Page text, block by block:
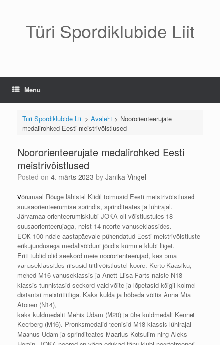
Türi Spordiklubide Liit
Menu
Türi Spordiklubide Liit> Avaleht> Noororienteerujate
medalirohked Eesti meistrivõistlused
Noororienteerujate medalirohked Eesti
meistrivõistlused
Posted on 4. märts 2023 by Janika Vingel
Võrumaal Rõuge lähistel Kiidil toimusid Eesti meistrivõistlused
suusaorienteerumise sprindis, sprinditeates ja lühirajal.
Järvamaa orienteerumisklubi JOKA oli võistlustules 18
suusaorienteerujaga, neist 14 noorte vanuseklassides.
EOK 100-ndale aastapäevale pühendatud Eesti meistrivõistluste
erikujundusega medalivõiduni jõudis kümme klubi liiget.
Eriti tublid olid seekord meie noororienteerujad, kes oma
vanuseklassides riisusid tiitlivõistlustel koore. Kerto Kaasiku,
mehed M16 vanuseklassis ja Anett Liisa Parts naiste N18
klassis tunnistasid seekord vaid võite ja lõpetasid kõigil kolmel
distantsi meistritiitliga. Kaks kulda ja hõbeda võitis Anna Mia
Atonen (N14),
kaks kuldmedalit Mehis Udam (M20) ja ühe kuldmedali Kennet
Keerberg (M16). Pronksmedalid teenisid M18 klassis lühirajal
Maanus Udam ja sprinditeates Maarius Kotsulim ning Aleks